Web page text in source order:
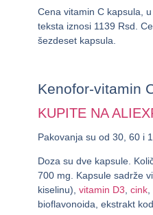
Cena vitamin C kapsula,
teksta iznosi 1139 Rsd.
šezdeset kapsula.
Kenofor-vitamin
KUPITE NA
Pakovanja su od 30, 60 i
Doza su dve kapsule.
700 mg. Kapsule sadrže
kiselinu), vitamin D3, cink,
bioflavonoida, ekstrakt